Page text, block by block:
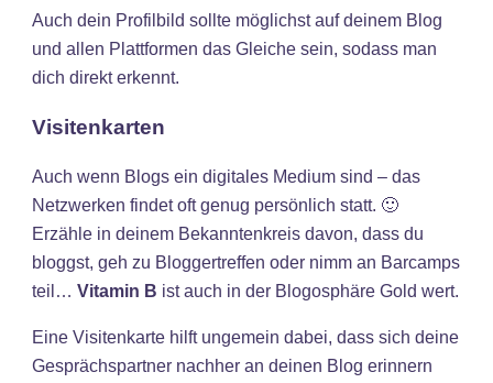
Auch dein Profilbild sollte möglichst auf deinem Blog
und allen Plattformen das Gleiche sein, sodass man
dich direkt erkennt.
Visitenkarten
Auch wenn Blogs ein digitales Medium sind – das
Netzwerken findet oft genug persönlich statt. 🙂
Erzähle in deinem Bekanntenkreis davon, dass du
bloggst, geh zu Bloggertreffen oder nimm an Barcamps
teil… Vitamin B ist auch in der Blogosphäre Gold wert.
Eine Visitenkarte hilft ungemein dabei, dass sich deine
Gesprächspartner nachher an deinen Blog erinnern